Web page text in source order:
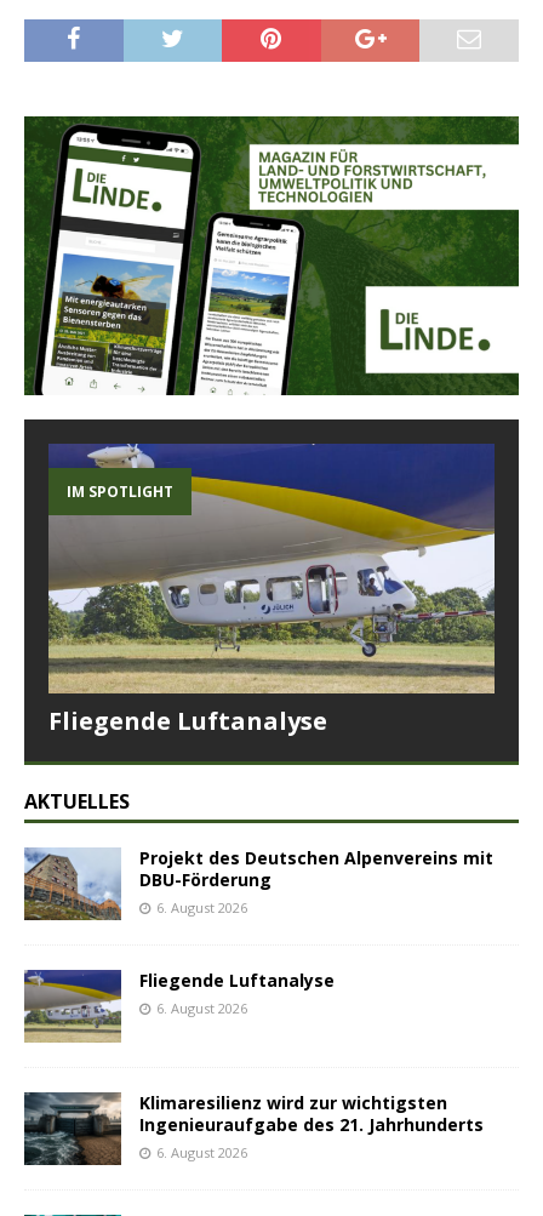
IM SPOTLIGHT
Fliegende Luftanalyse
AKTUELLES
Projekt des Deutschen Alpenvereins mit
DBU-Förderung
6. August 2026
Fliegende Luftanalyse
6. August 2026
Klimaresilienz wird zur wichtigsten
Ingenieuraufgabe des 21. Jahrhunderts
6. August 2026